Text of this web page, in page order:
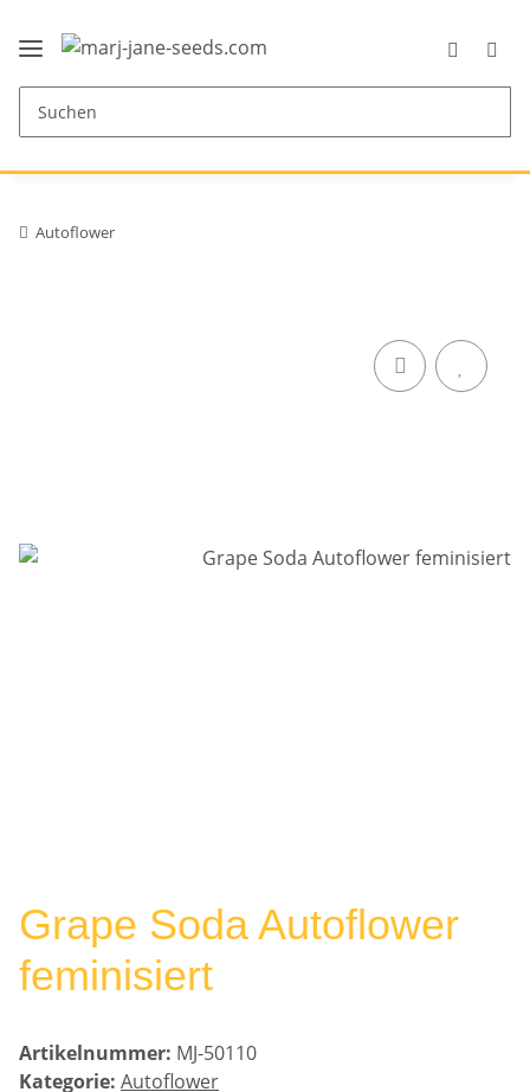
Autoflower
Grape Soda Autoflower
feminisiert
Artikelnummer: MJ-50110
Kategorie: Autoflower